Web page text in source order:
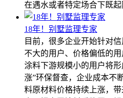
在遇水或者特定场合下既
18年！别墅监理专家
目前，很多企业开始针对
不大的用户、价格偏低的
涂料下游规模小的用户将
涨”环保督查，企业成本不
料原材料价格持续上涨，